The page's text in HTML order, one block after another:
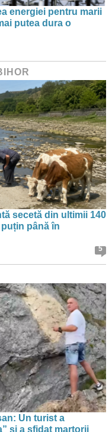
energiei pentru marii
putea dura o
secetă din ultimii 140
până în
5
Un turist a
și a sfidat martorii